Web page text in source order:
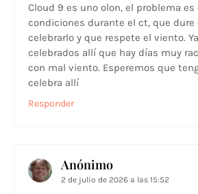
Cloud 9 es uno olon, el problema
condiciones durante el ct, que dure
celebrarlo y que respete el viento.
celebrados allí que hay días muy
con mal viento. Esperemos que
celebra allí
Responder
Anónimo
2 de julio de 2026 a las 15:52